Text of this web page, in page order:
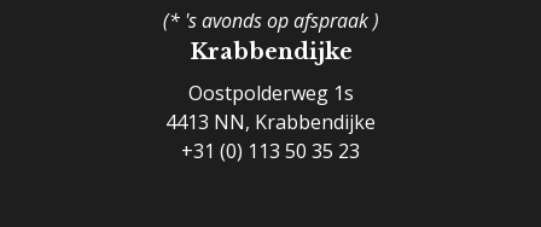
(* 's avonds op afspraak )
Krabbendijke
Oostpolderweg 1s
4413 NN, Krabbendijke
+31 (0) 113 50 35 23